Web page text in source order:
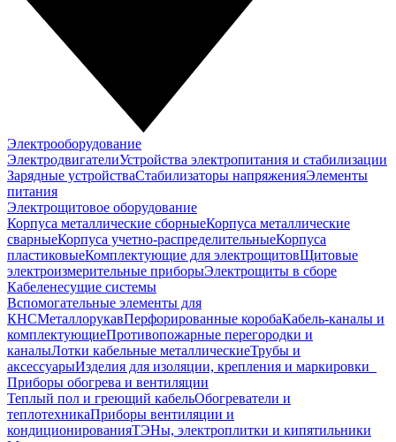
Электрооборудование
ЭлектродвигателиУстройства электропитания и стабилизации
Зарядные устройстваСтабилизаторы напряженияЭлементы
питания
Электрощитовое оборудование
Корпуса металлические сборныеКорпуса металлические
сварныеКорпуса учетно-распределительныеКорпуса
пластиковыеКомплектующие для электрощитовЩитовые
электроизмерительные приборыЭлектрощиты в сборе
Кабеленесущие системы
Вспомогательные элементы для
КНСМеталлорукавПерфорированные коробаКабель-каналы и
комплектующиеПротивопожарные перегородки и
каналыЛотки кабельные металлическиеТрубы и
аксессуарыИзделия для изоляции, крепления и маркировки
Приборы обогрева и вентиляции
Теплый пол и греющий кабельОбогреватели и
теплотехникаПриборы вентиляции и
кондиционированияТЭНы, электроплитки и кипятильники